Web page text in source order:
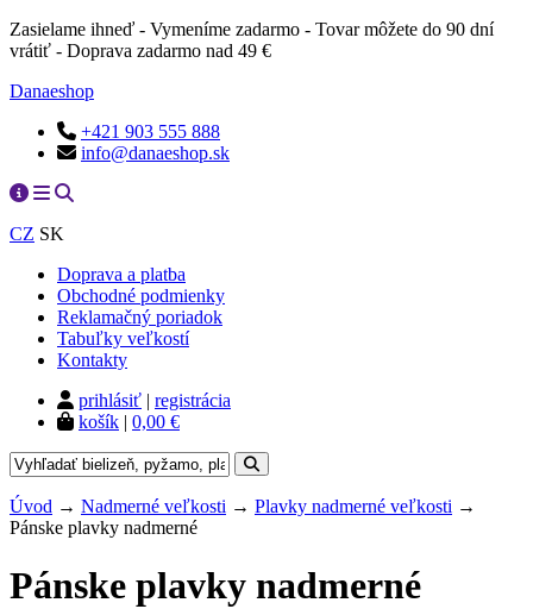
Zasielame ihneď - Vymeníme zadarmo - Tovar môžete do 90 dní
vrátiť - Doprava zadarmo nad 49 €
Danaeshop
+421 903 555 888
info@danaeshop.sk
CZ SK
Doprava a platba
Obchodné podmienky
Reklamačný poriadok
Tabuľky veľkostí
Kontakty
prihlásiť | registrácia
košík | 0,00 €
Úvod → Nadmerné veľkosti → Plavky nadmerné veľkosti →
Pánske plavky nadmerné
Pánske plavky nadmerné